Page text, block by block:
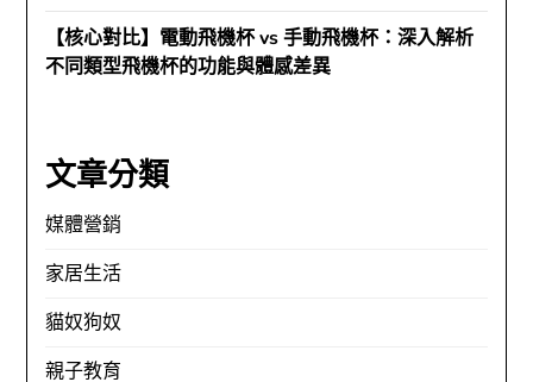
【核心對比】電動飛機杯 vs 手動飛機杯：深入解析
不同類型飛機杯的功能與體感差異
文章分類
媒體營銷
家居生活
貓奴狗奴
親子教育